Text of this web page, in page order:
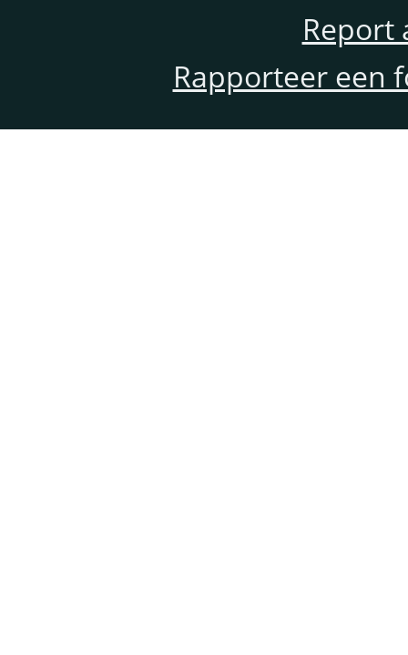
Report
Rapporteer een